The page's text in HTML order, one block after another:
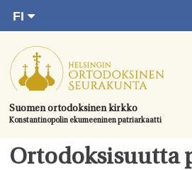
suoraan
sisältöön.
Suomen ortodoksinen kirkko
Konstantinopolin ekumeeninen patriarkaatti
FI
SV
EN
UA
Etusivu
Ajankohtaista
Juhlat & toimitukset
Kirkot
Ortodoksisuutta